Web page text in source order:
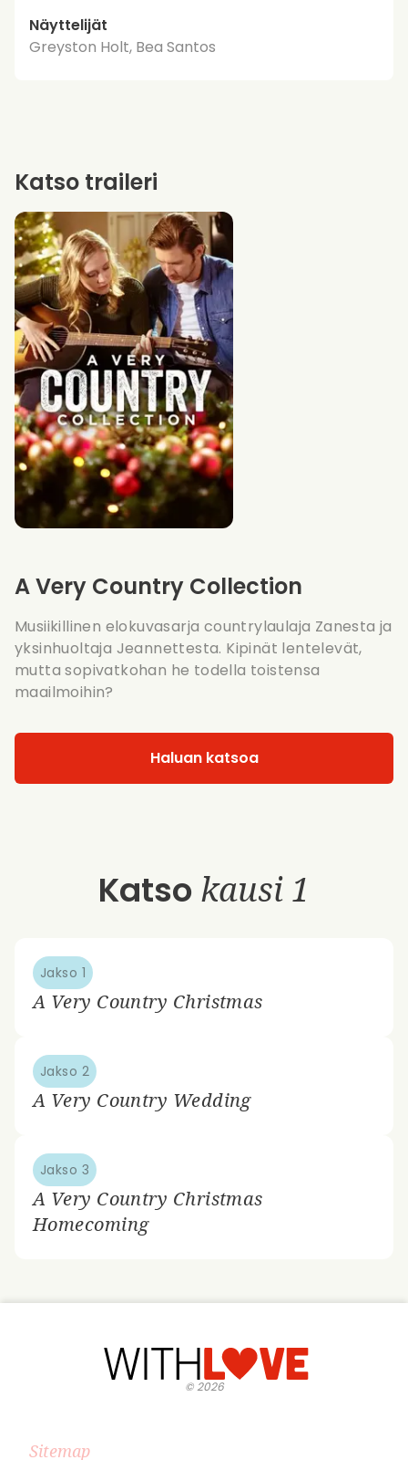
Näyttelijät
Greyston Holt, Bea Santos
A Very Country Collection
Musiikillinen elokuvasarja countrylaulaja Zanesta ja
yksinhuoltaja Jeannettesta. Kipinät lentelevät,
mutta sopivatkohan he todella toistensa
maailmoihin?
Haluan katsoa
Katso traileri
Katso kausi 1
Jakso 1
A Very Country Christmas
Jakso 2
A Very Country Wedding
Jakso 3
A Very Country Christmas
Homecoming
©2026
Sitemap